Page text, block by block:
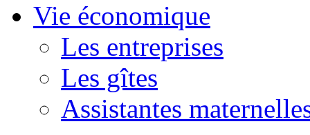
Vie économique
Les entreprises
Les gîtes
Assistantes